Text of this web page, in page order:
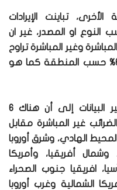
تباينت الإيرادات
او المصدر، غير ان
وغير المباشرة تراوح
متوسطها بين 40 إلى أكثر من 60% حسب المنطقة كما هو
وعلى مستوى نوع الضريبة، تشير البيانات إلى أن هناك 6
غير المباشرة مقابل
الهادي، وشرق أوروبا
أفريقيا، وأمريكا
افريقيا جنوب الصحراء
الشمالية وغرب أوروبا